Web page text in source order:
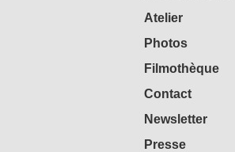
Atelier
Photos
Filmothèque
Contact
Newsletter
Presse